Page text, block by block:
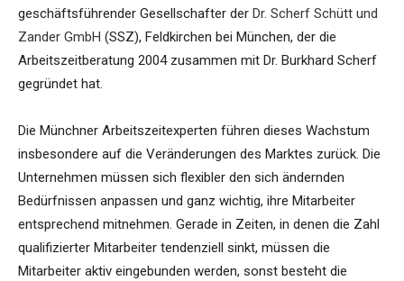
geschäftsführender Gesellschafter der Dr. Scherf Schütt und
Zander GmbH (SSZ), Feldkirchen bei München, der die
Arbeitszeitberatung 2004 zusammen mit Dr. Burkhard Scherf
gegründet hat.
Die Münchner Arbeitszeitexperten führen dieses Wachstum
insbesondere auf die Veränderungen des Marktes zurück. Die
Unternehmen müssen sich flexibler den sich ändernden
Bedürfnissen anpassen und ganz wichtig, ihre Mitarbeiter
entsprechend mitnehmen. Gerade in Zeiten, in denen die Zahl
qualifizierter Mitarbeiter tendenziell sinkt, müssen die
Mitarbeiter aktiv eingebunden werden, sonst besteht die